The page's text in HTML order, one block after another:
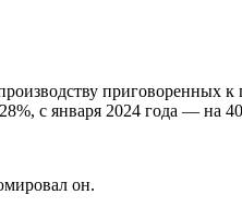
приговоренных к
с января 2024 года — на
он.